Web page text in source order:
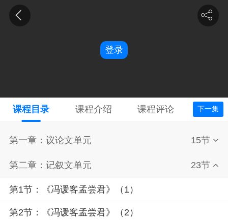
登录
下一集
课程目录 课程介绍 课程评论
第一章：议论文单元 15节
第二章：记叙文单元 23节
第1节：《冯谖客孟尝君》（1）
第2节：《冯谖客孟尝君》（2）